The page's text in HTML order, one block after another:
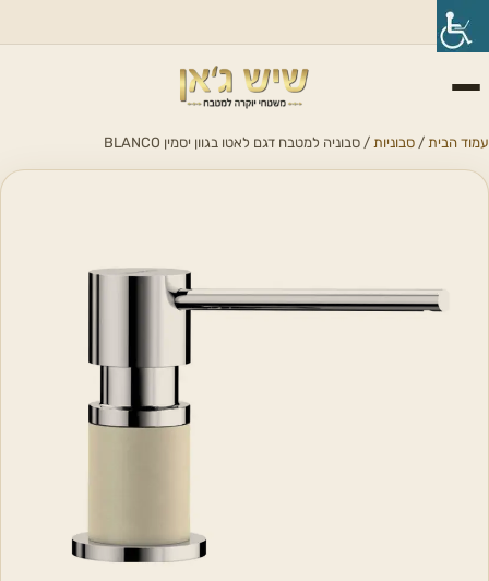
עמוד הבית / סבוניות / סבוניה למטבח דגם לאטו בגוון יסמין BLANCO